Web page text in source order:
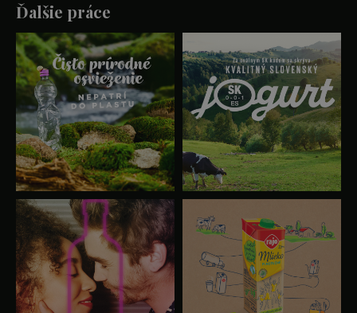
Ďalšie práce